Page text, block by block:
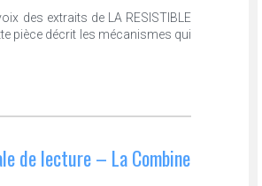
des extraits de LA RESISTIBLE
pièce décrit les mécanismes qui
de lecture – La Combine